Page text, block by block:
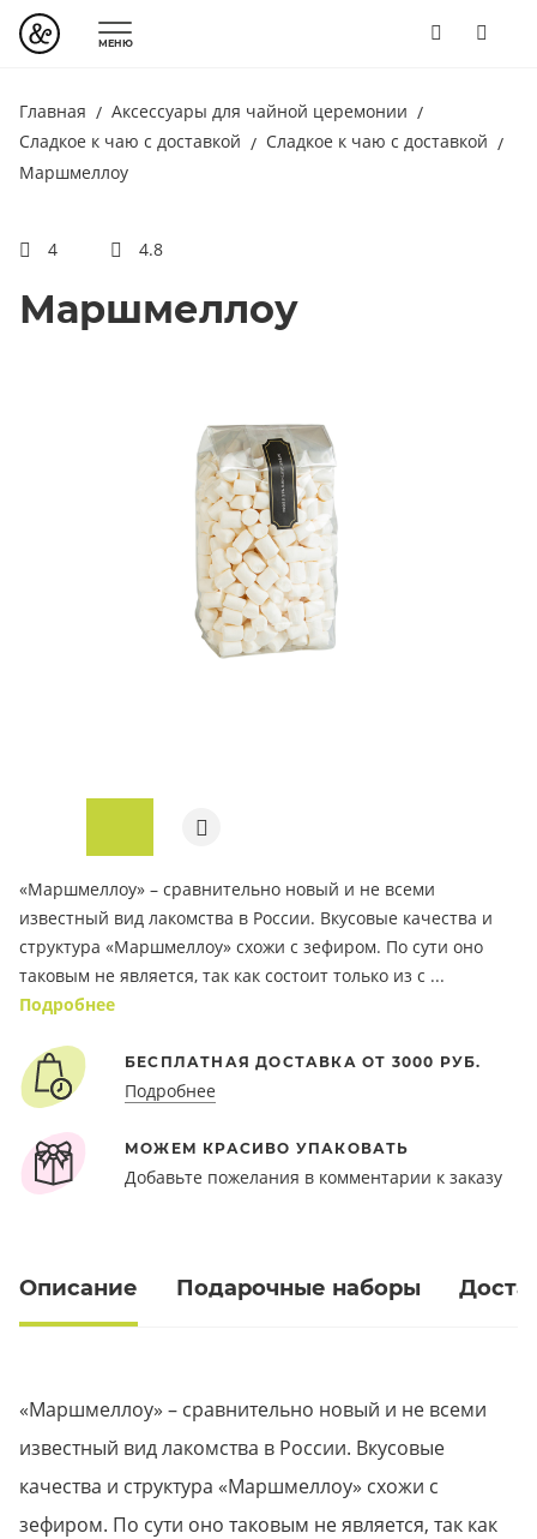
МЕНЮ
Главная
Аксессуары для чайной церемонии
Сладкое к чаю с доставкой
Сладкое к чаю с доставкой
Маршмеллоу
4 4.8
Маршмеллоу
«Маршмеллоу» – сравнительно новый и не всеми
известный вид лакомства в России. Вкусовые качества и
структура «Маршмеллоу» схожи с зефиром. По сути оно
таковым не является, так как состоит только из с ...
Подробнее
БЕСПЛАТНАЯ ДОСТАВКА ОТ 3000 РУБ.
Подробнее
МОЖЕМ КРАСИВО УПАКОВАТЬ
Добавьте пожелания в комментарии к заказу
Описание Подарочные наборы
«Маршмеллоу» – сравнительно новый и не всеми
известный вид лакомства в России. Вкусовые
качества и структура «Маршмеллоу» схожи с
зефиром. По сути оно таковым не является, так как